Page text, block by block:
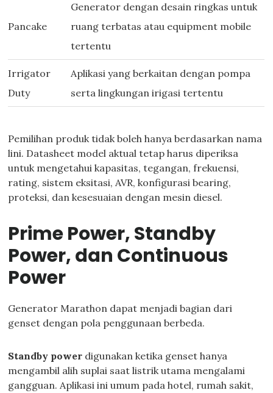
Pancake
Generator dengan desain ringkas untuk
ruang terbatas atau equipment mobile
tertentu
Irrigator
Duty
Aplikasi yang berkaitan dengan pompa
serta lingkungan irigasi tertentu
Pemilihan produk tidak boleh hanya berdasarkan nama
lini. Datasheet model aktual tetap harus diperiksa
untuk mengetahui kapasitas, tegangan, frekuensi,
rating, sistem eksitasi, AVR, konfigurasi bearing,
proteksi, dan kesesuaian dengan mesin diesel.
Prime Power, Standby
Power, dan Continuous
Power
Generator Marathon dapat menjadi bagian dari
genset dengan pola penggunaan berbeda.
Standby power digunakan ketika genset hanya
mengambil alih suplai saat listrik utama mengalami
gangguan. Aplikasi ini umum pada hotel, rumah sakit,